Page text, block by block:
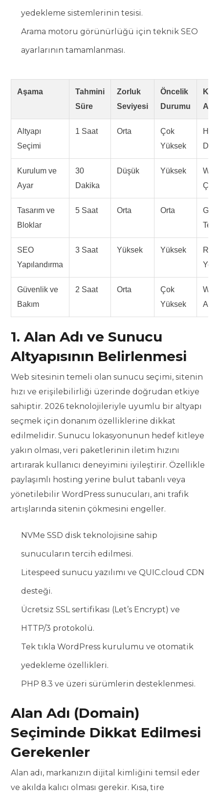
yedekleme sistemlerinin tesisi.
Arama motoru görünürlüğü için teknik SEO
ayarlarının tamamlanması.
Aşama
Tahmini
Süre
Zorluk
Seviyesi
Öncelik
Durumu
Altyapı
Seçimi
1 Saat Orta
Çok
Yüksek
Kurulum ve
Ayar
30
Dakika
Düşük Yüksek
Tasarım ve
Bloklar
5 Saat Orta Orta
SEO
Yapılandırma
3 Saat Yüksek Yüksek
Güvenlik ve
Bakım
2 Saat Orta
Çok
Yüksek
1. Alan Adı ve Sunucu
Altyapısının Belirlenmesi
Web sitesinin temeli olan sunucu seçimi, sitenin
hızı ve erişilebilirliği üzerinde doğrudan etkiye
sahiptir. 2026 teknolojileriyle uyumlu bir altyapı
seçmek için donanım özelliklerine dikkat
edilmelidir. Sunucu lokasyonunun hedef kitleye
yakın olması, veri paketlerinin iletim hızını
artırarak kullanıcı deneyimini iyileştirir. Özellikle
paylaşımlı hosting yerine bulut tabanlı veya
yönetilebilir WordPress sunucuları, ani trafik
artışlarında sitenin çökmesini engeller.
NVMe SSD disk teknolojisine sahip
sunucuların tercih edilmesi.
Litespeed sunucu yazılımı ve QUIC.cloud CDN
desteği.
Ücretsiz SSL sertifikası (Let’s Encrypt) ve
HTTP/3 protokolü.
Tek tıkla WordPress kurulumu ve otomatik
yedekleme özellikleri.
PHP 8.3 ve üzeri sürümlerin desteklenmesi.
Alan Adı (Domain)
Seçiminde Dikkat Edilmesi
Gerekenler
Alan adı, markanızın dijital kimliğini temsil eder
ve akılda kalıcı olması gerekir. Kısa, tire